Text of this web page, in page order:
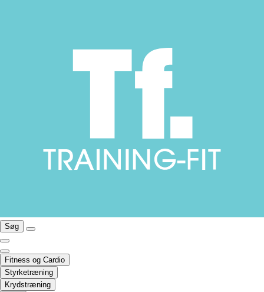
Søg
Fitness og Cardio
Styrketræning
Krydstræning